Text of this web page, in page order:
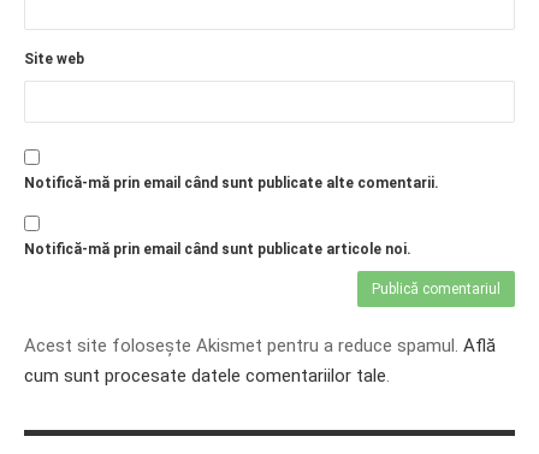
Site web
Notifică-mă prin email când sunt publicate alte comentarii.
Notifică-mă prin email când sunt publicate articole noi.
Acest site folosește Akismet pentru a reduce spamul. Află
cum sunt procesate datele comentariilor tale.